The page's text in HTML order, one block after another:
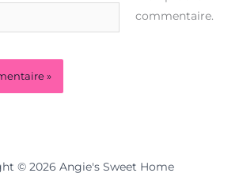
commentaire.
© 2026 Angie's Sweet Home